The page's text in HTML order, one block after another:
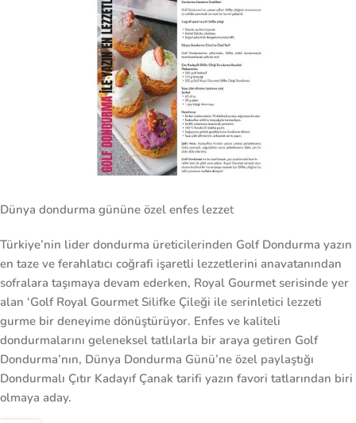
Dünya dondurma gününe özel enfes lezzet
Türkiye’nin lider dondurma üreticilerinden Golf Dondurma yazın
en taze ve ferahlatıcı coğrafi işaretli lezzetlerini anavatanından
sofralara taşımaya devam ederken, Royal Gourmet serisinde yer
alan ‘Golf Royal Gourmet Silifke Çileği ile serinletici lezzeti
gurme bir deneyime dönüştürüyor. Enfes ve kaliteli
dondurmalarını geleneksel tatlılarla bir araya getiren Golf
Dondurma’nın, Dünya Dondurma Günü’ne özel paylaştığı
Dondurmalı Çıtır Kadayıf Çanak tarifi yazın favori tatlarından biri
olmaya aday.